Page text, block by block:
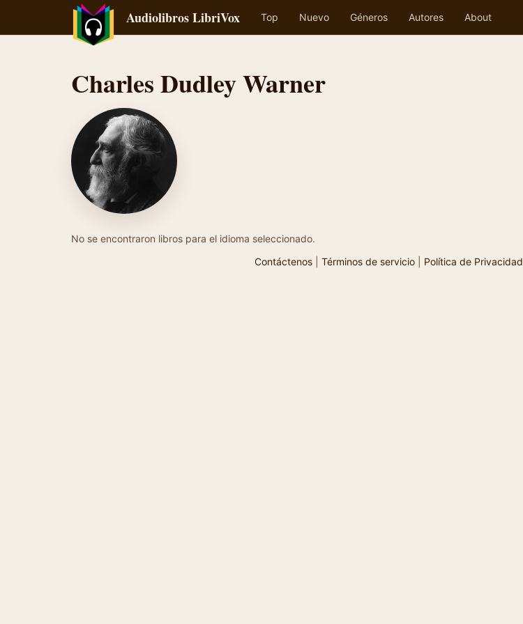
Audiolibros LibriVox Top Nuevo Géneros Autores About
Charles Dudley Warner
No se encontraron libros para el idioma seleccionado.
Contáctenos| Términos de servicio| Política de Privacidad